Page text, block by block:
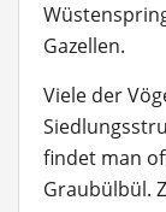
Gazellen.
Viele der
findet man
Graubülbül.